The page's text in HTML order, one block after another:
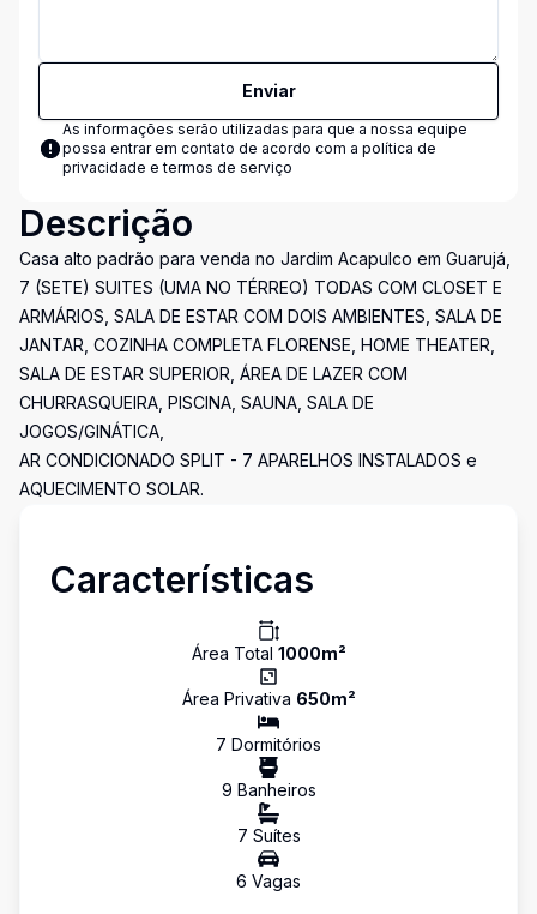
Enviar
As informações serão utilizadas para que a nossa equipe
possa entrar em contato de acordo com a política de
privacidade e termos de serviço
Descrição
Casa alto padrão para venda no Jardim Acapulco em Guarujá,
7 (SETE) SUITES (UMA NO TÉRREO) TODAS COM CLOSET E
ARMÁRIOS, SALA DE ESTAR COM DOIS AMBIENTES, SALA DE
JANTAR, COZINHA COMPLETA FLORENSE, HOME THEATER,
SALA DE ESTAR SUPERIOR, ÁREA DE LAZER COM
CHURRASQUEIRA, PISCINA, SAUNA, SALA DE
JOGOS/GINÁTICA,
AR CONDICIONADO SPLIT - 7 APARELHOS INSTALADOS e
AQUECIMENTO SOLAR.
Características
Área Total 1000m²
Área Privativa 650m²
7 Dormitórios
9 Banheiros
7 Suítes
6 Vagas